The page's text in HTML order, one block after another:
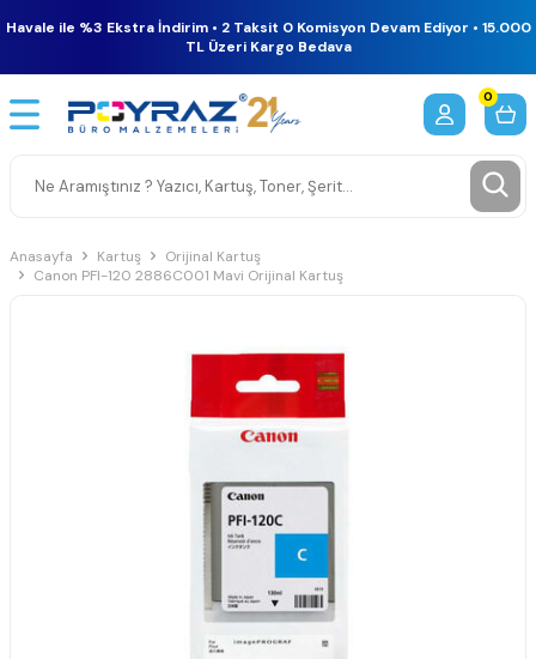
Havale ile %3 Ekstra İndirim • 2 Taksit 0 Komisyon Devam Ediyor • 15.000
TL Üzeri Kargo Bedava
0
Anasayfa Kartuş
Orijinal Kartuş
Canon PFI-120 2886C001 Mavi Orijinal Kartuş